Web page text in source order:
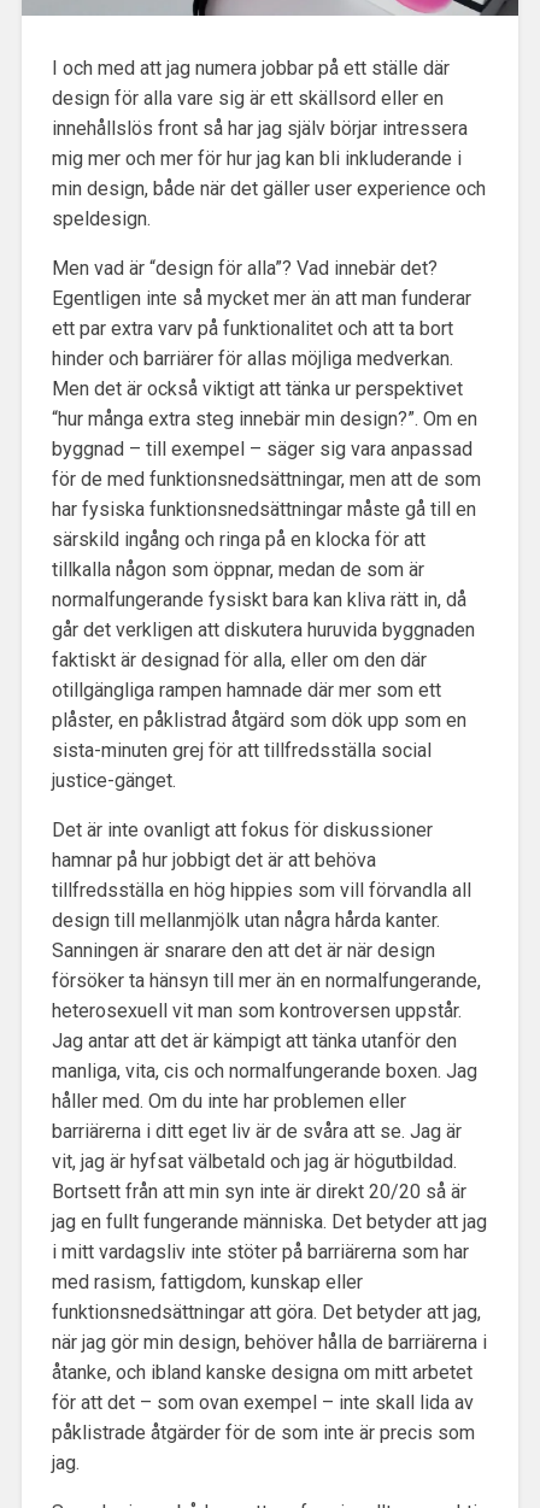
I och med att jag numera jobbar på ett ställe där
design för alla vare sig är ett skällsord eller en
innehållslös front så har jag själv börjar intressera
mig mer och mer för hur jag kan bli inkluderande i
min design, både när det gäller user experience och
speldesign.
Men vad är “design för alla”? Vad innebär det?
Egentligen inte så mycket mer än att man funderar
ett par extra varv på funktionalitet och att ta bort
hinder och barriärer för allas möjliga medverkan.
Men det är också viktigt att tänka ur perspektivet
“hur många extra steg innebär min design?”. Om en
byggnad – till exempel – säger sig vara anpassad
för de med funktionsnedsättningar, men att de som
har fysiska funktionsnedsättningar måste gå till en
särskild ingång och ringa på en klocka för att
tillkalla någon som öppnar, medan de som är
normalfungerande fysiskt bara kan kliva rätt in, då
går det verkligen att diskutera huruvida byggnaden
faktiskt är designad för alla, eller om den där
otillgängliga rampen hamnade där mer som ett
plåster, en påklistrad åtgärd som dök upp som en
sista-minuten grej för att tillfredsställa social
justice-gänget.
Det är inte ovanligt att fokus för diskussioner
hamnar på hur jobbigt det är att behöva
tillfredsställa en hög hippies som vill förvandla all
design till mellanmjölk utan några hårda kanter.
Sanningen är snarare den att det är när design
försöker ta hänsyn till mer än en normalfungerande,
heterosexuell vit man som kontroversen uppstår.
Jag antar att det är kämpigt att tänka utanför den
manliga, vita, cis och normalfungerande boxen. Jag
håller med. Om du inte har problemen eller
barriärerna i ditt eget liv är de svåra att se. Jag är
vit, jag är hyfsat välbetald och jag är högutbildad.
Bortsett från att min syn inte är direkt 20/20 så är
jag en fullt fungerande människa. Det betyder att jag
i mitt vardagsliv inte stöter på barriärerna som har
med rasism, fattigdom, kunskap eller
funktionsnedsättningar att göra. Det betyder att jag,
när jag gör min design, behöver hålla de barriärerna i
åtanke, och ibland kanske designa om mitt arbetet
för att det – som ovan exempel – inte skall lida av
påklistrade åtgärder för de som inte är precis som
jag.